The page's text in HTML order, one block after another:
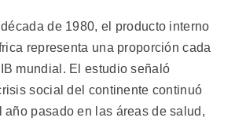
de 1980, el producto interno
representa una proporción cada
mundial. El estudio señaló
social del continente continuó
año pasado en las áreas de salud,